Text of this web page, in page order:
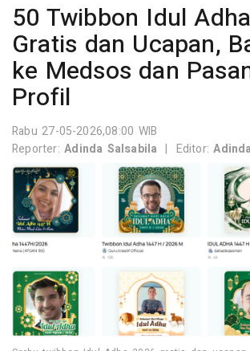
50 Twibbon Idul
Gratis dan Ucapan,
ke Medsos dan
Profil
Rabu 27-05-2026,08:00 WIB
Reporter:Adinda Salsabila | Editor: